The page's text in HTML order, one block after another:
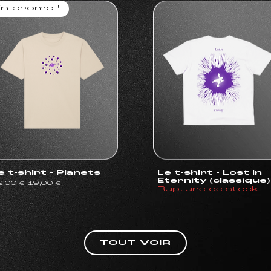
promo !
t-shirt - Planets
original
€ Prix promotionnel
19,00 €
Le t-shirt - Lost in
Eternity (classique)
Rupture de stock
TOUT VOIR